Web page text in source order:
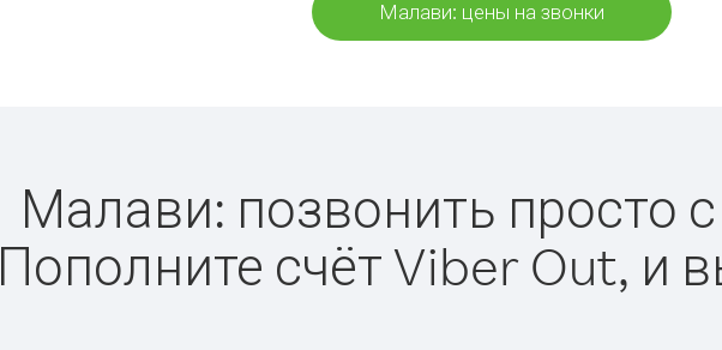
Малави: цены на звонки
Малави: позвонить просто
Пополните счёт Viber Out, и